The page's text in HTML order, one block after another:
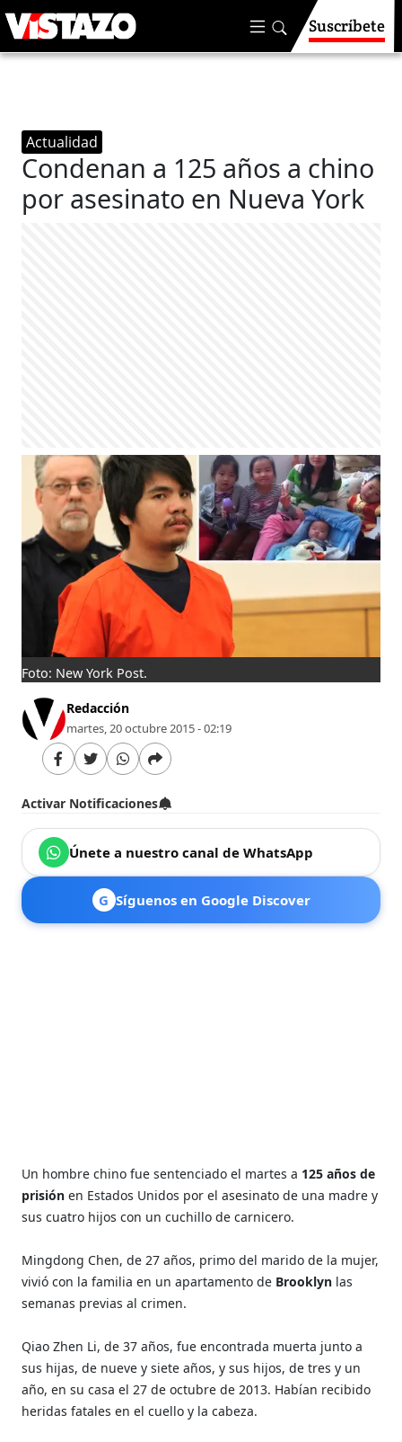
Suscríbete
Actualidad
Condenan a 125 años a chino
por asesinato en Nueva York
Foto: New York Post.
Redacción
martes, 20 octubre 2015 - 02:19
Activar Notificaciones
Únete a nuestro canal de WhatsApp
G Síguenos en Google Discover
Un hombre chino fue sentenciado el martes a 125 años de
prisión en Estados Unidos por el asesinato de una madre y
sus cuatro hijos con un cuchillo de carnicero.
Mingdong Chen, de 27 años, primo del marido de la mujer,
vivió con la familia en un apartamento de Brooklyn las
semanas previas al crimen.
Qiao Zhen Li, de 37 años, fue encontrada muerta junto a
sus hijas, de nueve y siete años, y sus hijos, de tres y un
año, en su casa el 27 de octubre de 2013. Habían recibido
heridas fatales en el cuello y la cabeza.